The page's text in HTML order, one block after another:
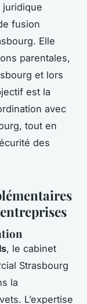
juridique
fusion
Elle
parentales,
et lors
est la
avec
tout en
des
, le cabinet
Strasbourg
la
L’expertise